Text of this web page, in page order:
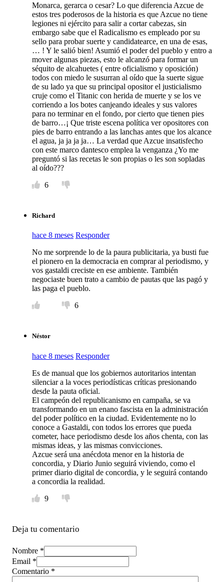
Monarca, gerarca o cesar? Lo que diferencia Azcue de
estos tres poderosos de la historia es que Azcue no tiene
legiones ni ejército para salir a cortar cabezas, sin
embargo sabe que el Radicalismo es empleado por su
sello para probar suerte y candidatearce, en una de esas,
… ! Y le salió bien! Asumió el poder del pueblo y entro a
mover algunas piezas, esto le alcanzó para formar un
séquito de alcahuetes ( entre oficialismo y oposición)
todos con miedo le susurran al oído que la suerte sigue
de su lado ya que su principal opositor el justicialismo
cruje como el Titanic con herida de muerte y se los ve
corriendo a los botes canjeando ideales y sus valores
para no terminar en el fondo, por cierto que tienen pies
de barro…¡ Que triste escena política ver opositores con
pies de barro entrando a las lanchas antes que los alcance
el agua, ja ja ja ja… La verdad que Azcue insatisfecho
con este marco dantesco emplea la venganza ¿Yo me
preguntó si las recetas le son propias o les son sopladas
al oído???
6
Richard
hace 8 meses Responder
No me sorprende lo de la paura publicitaria, ya busti fue
el pionero en la democracia en comprar al periodismo, y
vos gastaldi creciste en ese ambiente. También
negociaste buen trato a cambio de pautas que las pagó y
las paga el pueblo.
6
Néstor
hace 8 meses Responder
Es de manual que los gobiernos autoritarios intentan
silenciar a la voces periodísticas críticas presionando
desde la pauta oficial.
El campeón del republicanismo en campaña, se va
transformando en un enano fascista en la administración
del poder político en la ciudad. Evidentemente no lo
conoce a Gastaldi, con todos los errores que pueda
cometer, hace periodismo desde los años chenta, con las
mismas ideas, y las mismas convicciones.
Azcue será una anécdota menor en la historia de
concordia, y Diario Junio seguirá viviendo, como el
primer diario digital de concordia, y le seguirá contando
a concordia la realidad.
9
Deja tu comentario
Nombre *
Email *
Comentario *